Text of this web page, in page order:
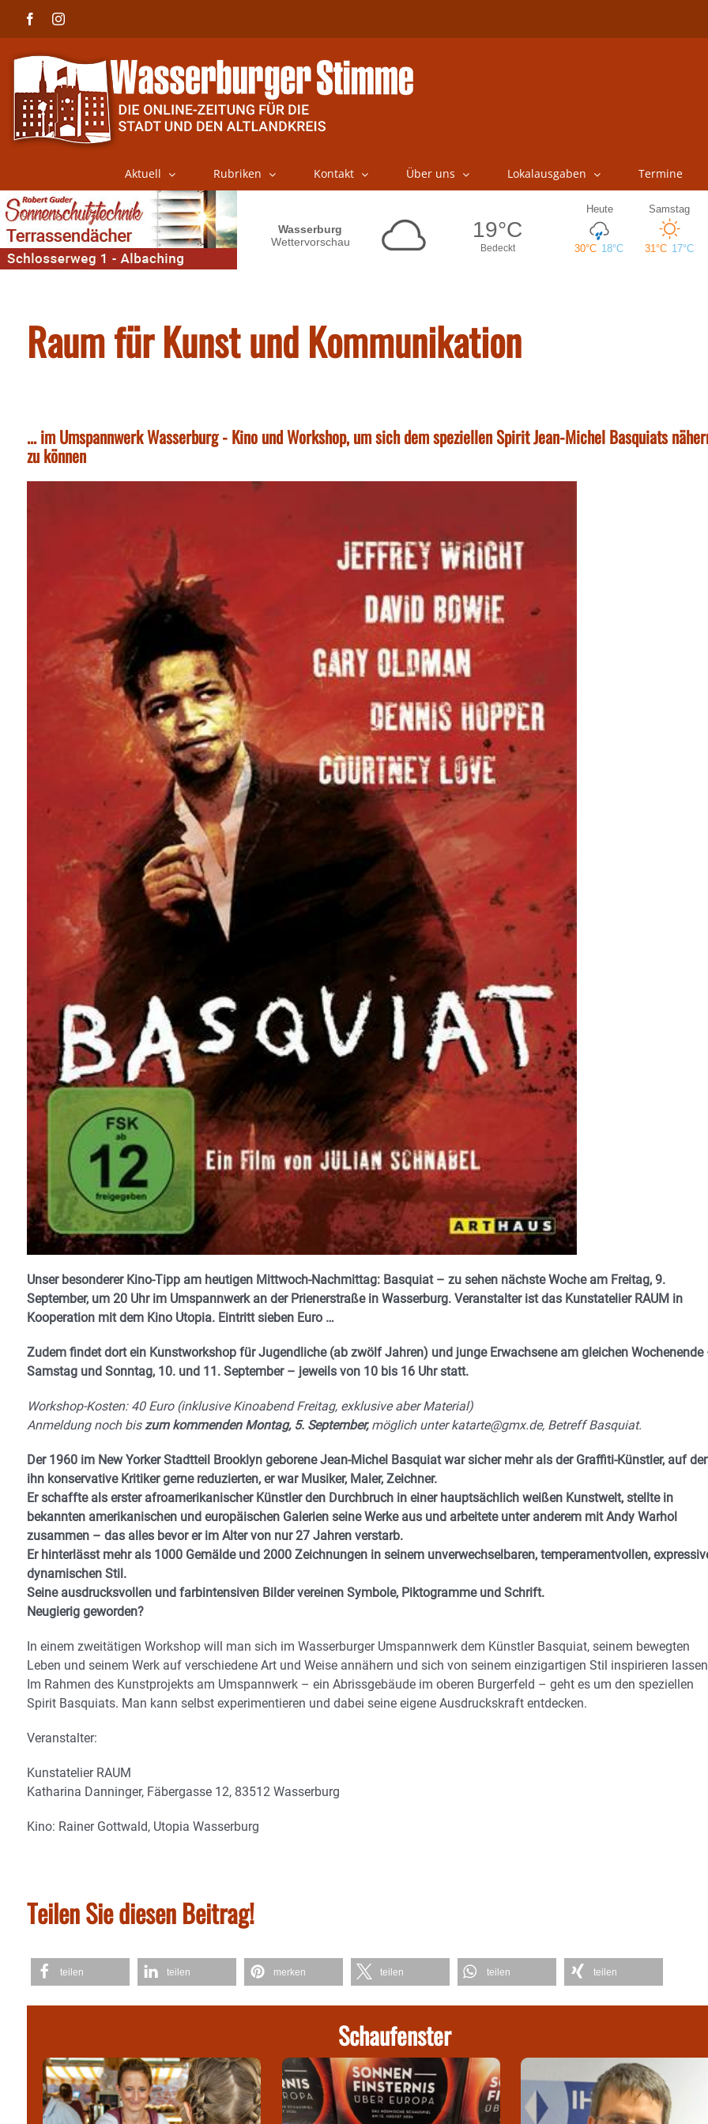
FacebookInstagram
Aktuell Rubriken Kontakt Über uns Lokalausgaben Termine
Raum für Kunst und Kommunikation
... im Umspannwerk Wasserburg - Kino und Workshop, um sich dem speziellen Spirit Jean-Michel Basquiats
zu können
Unser besonderer Kino-Tipp am heutigen Mittwoch-Nachmittag: Basquiat – zu sehen nächste Woche am Freitag, 9.
September, um 20 Uhr im Umspannwerk an der Prienerstraße in Wasserburg. Veranstalter ist das Kunstatelier RAUM in
Kooperation mit dem Kino Utopia. Eintritt sieben Euro …
Zudem findet dort ein Kunstworkshop für Jugendliche (ab zwölf Jahren) und junge Erwachsene am gleichen Wochenende
Samstag und Sonntag, 10. und 11. September – jeweils von 10 bis 16 Uhr statt.
Workshop-Kosten: 40 Euro (inklusive Kinoabend Freitag, exklusive aber Material)
Anmeldung noch biszum kommenden Montag, 5. September,möglich unter katarte@gmx.de, Betreff Basquiat.
Der 1960 im New Yorker Stadtteil Brooklyn geborene Jean-Michel Basquiat war sicher mehr als der Graffiti-Künstler, auf
ihn konservative Kritiker gerne reduzierten, er war Musiker, Maler, Zeichner.
Er schaffte als erster afroamerikanischer Künstler den Durchbruch in einer hauptsächlich weißen Kunstwelt, stellte in
bekannten amerikanischen und europäischen Galerien seine Werke aus und arbeitete unter anderem mit Andy Warhol
zusammen – das alles bevor er im Alter von nur 27 Jahren verstarb.
Er hinterlässt mehr als 1000 Gemälde und 2000 Zeichnungen in seinem unverwechselbaren, temperamentvollen,
dynamischen Stil.
Seine ausdrucksvollen und farbintensiven Bilder vereinen Symbole, Piktogramme und Schrift.
Neugierig geworden?
In einem zweitätigen Workshop will man sich im Wasserburger Umspannwerk dem Künstler Basquiat, seinem bewegten
Leben und seinem Werk auf verschiedene Art und Weise annähern und sich von seinem einzigartigen Stil inspirieren
Im Rahmen des Kunstprojekts am Umspannwerk – ein Abrissgebäude im oberen Burgerfeld – geht es um den speziellen
Spirit Basquiats. Man kann selbst experimentieren und dabei seine eigene Ausdruckskraft entdecken.
Veranstalter:
Kunstatelier RAUM
Katharina Danninger, Fäbergasse 12, 83512 Wasserburg
Kino: Rainer Gottwald, Utopia Wasserburg
Teilen Sie diesen Beitrag!
teilen teilen merken teilen teilen teilen
Schaufenster